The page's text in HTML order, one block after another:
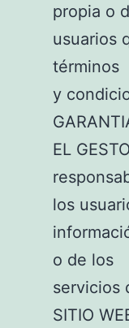
propia o
usuarios
términos
y
EL
los
o de los
servicios
SITIO